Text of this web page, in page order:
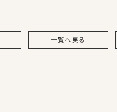
一覧へ戻る